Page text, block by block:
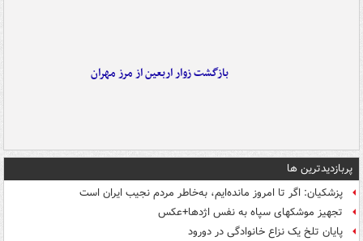
بازگشت زوار اربعین از مرز مهران
پربازدیدترین ها
پزشکیان: اگر تا امروز مانده‌ایم، به‌خاطر مردم نجیب ایران است
تجهیز موشکهای سپاه به نفس اژدها+عکس
پایان تلخ یک نزاع خانوادگی در دورود